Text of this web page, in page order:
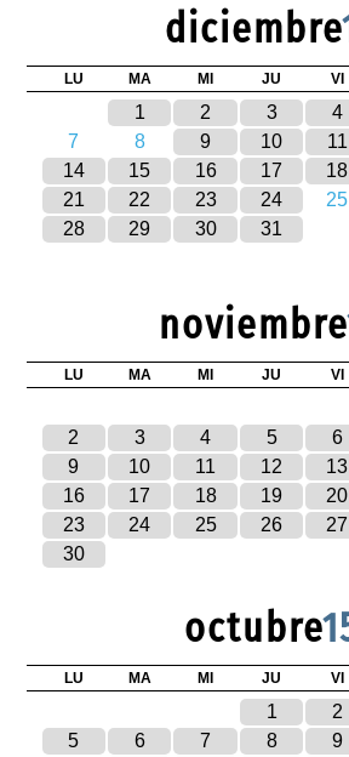
diciembre
LU MA MI JU VI
1 2 3 4
7
8 9 10 11
14
15 16 17 18
21
22 23 24 25
28
29 30 31
noviembre
LU MA MI JU VI
2
3 4 5 6
9
10 11 12 13
16
17 18 19 20
23
24 25 26 27
30
octubre
LU MA MI JU VI
1 2
5
6 7 8 9